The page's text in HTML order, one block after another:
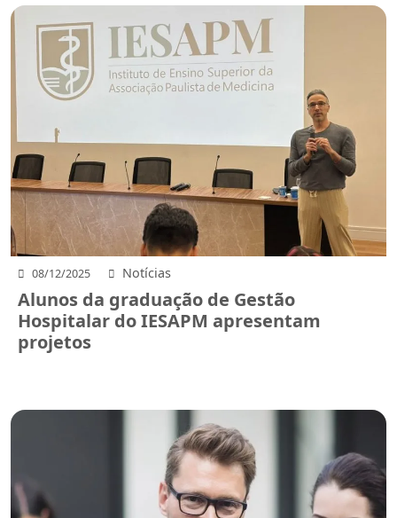
08/12/2025 Notícias
Alunos da graduação de Gestão
Hospitalar do IESAPM apresentam
projetos